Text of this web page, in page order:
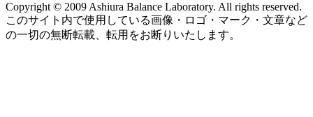
Copyright © 2009 Ashiura Balance Laboratory. All rights reserved.
このサイト内で使用している画像・ロゴ・マーク・文章など
の一切の無断転載、転用をお断りいたします。